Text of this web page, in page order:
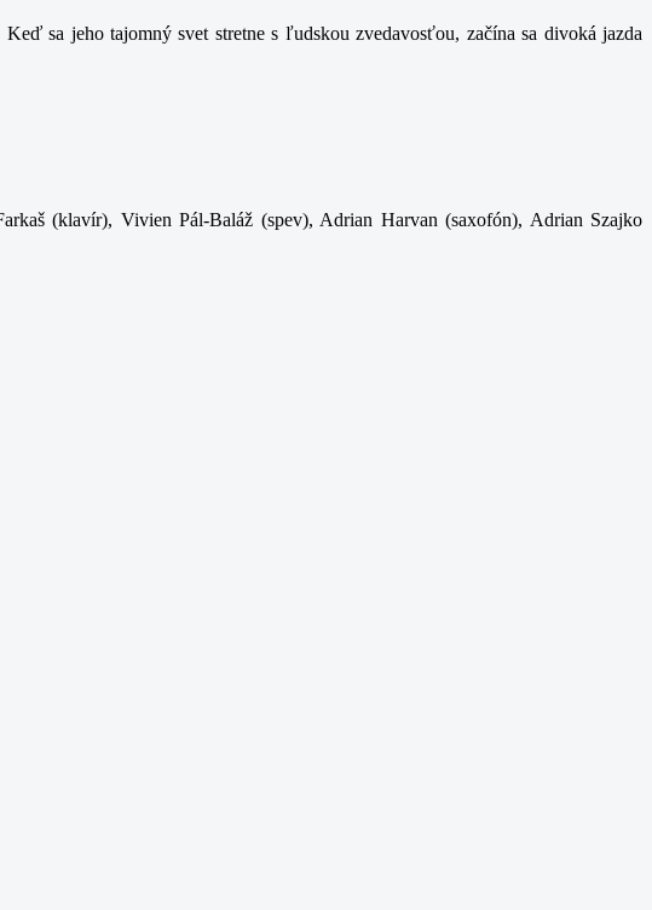
sa jeho tajomný svet stretne s ľudskou zvedavosťou, začína sa divoká jazda
(klavír), Vivien Pál-Baláž (spev), Adrian Harvan (saxofón), Adrian Szajko